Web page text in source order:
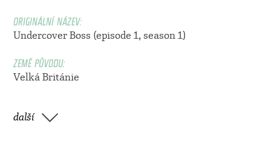
ORIGINÁLNÍ NÁZEV:
Undercover Boss (episode 1, season 1)
ZEMĚ PŮVODU:
Velká Británie
další